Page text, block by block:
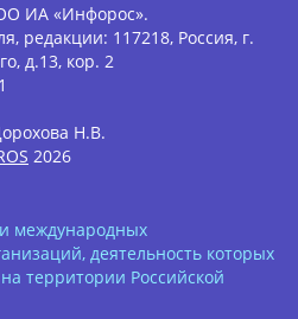
ИА «Инфорос».
редакции: 117218, Россия, г.
д.13, кор. 2
Н.В.
2026
международных
деятельность которых
территории Российской